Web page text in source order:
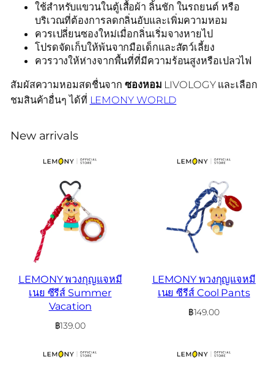
ใช้สำหรับแขวนในตู้เสื้อผ้า ลิ้นชัก ในรถยนต์ หรือ
บริเวณที่ต้องการลดกลิ่นอับและเพิ่มความหอม
ควรเปลี่ยนซองใหม่เมื่อกลิ่นเริ่มจางหายไป
โปรดจัดเก็บให้พ้นจากมือเด็กและสัตว์เลี้ยง
ควรวางให้ห่างจากพื้นที่ที่มีความร้อนสูงหรือเปลวไฟ
สัมผัสความหอมสดชื่นจากซองหอม LIVOLOGY และเลือก
ชมสินค้าอื่นๆ ได้ที่ LEMONY WORLD
New arrivals
LEMONY พวงกุญแจหมี
เนย ซีรีส์ Summer
Vacation
฿139.00
LEMONY พวงกุญแจหมี
เนย ซีรีส์ Cool Pants
฿149.00